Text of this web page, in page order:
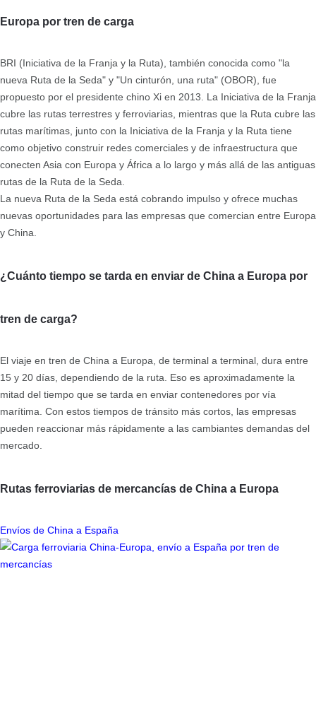
Europa por tren de carga
BRI (Iniciativa de la Franja y la Ruta), también conocida como "la
nueva Ruta de la Seda" y "Un cinturón, una ruta" (OBOR) , fue
propuesto por el presidente chino Xi en 2013. La Iniciativa de la Franja
cubre las rutas terrestres y ferroviarias, mientras que la Ruta cubre las
rutas marítimas, junto con la Iniciativa de la Franja y la Ruta tiene
como objetivo construir redes comerciales y de infraestructura que
conecten Asia con Europa y África a lo largo y más allá de las antiguas
rutas de la Ruta de la Seda.
La nueva Ruta de la Seda está cobrando impulso y ofrece muchas
nuevas oportunidades para las empresas que comercian entre Europa
y China.
¿Cuánto tiempo se tarda en enviar de China a Europa por
tren de carga?
El viaje en tren de China a Europa, de terminal a terminal, dura entre
15 y 20 días, dependiendo de la ruta. Eso es aproximadamente la
mitad del tiempo que se tarda en enviar contenedores por vía
marítima. Con estos tiempos de tránsito más cortos, las empresas
pueden reaccionar más rápidamente a las cambiantes demandas del
mercado.
Rutas ferroviarias de mercancías de China a Europa
Envíos de China a España